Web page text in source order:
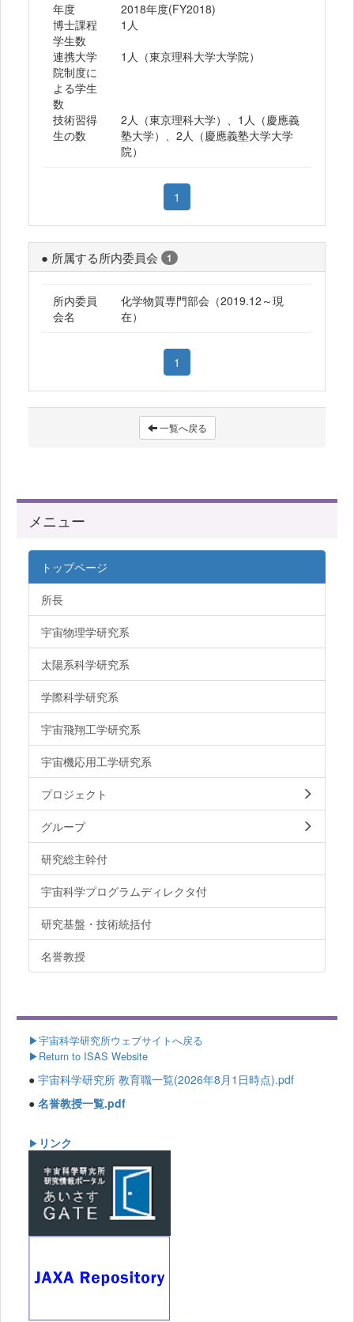
年度
2018年度(FY2018)
博士課程
学生数
1人
連携大学
院制度に
よる学生
数
1人（東京理科大学大学院）
技術習得
生の数
2人（東京理科大学）、1人（慶應義
塾大学）、2人（慶應義塾大学大学
院）
1
● 所属する所内委員会 1
所内委員
会名
化学物質専門部会（2019.12～現
在）
1
一覧へ戻る
メニュー
トップページ
所長
宇宙物理学研究系
太陽系科学研究系
学際科学研究系
宇宙飛翔工学研究系
宇宙機応用工学研究系
プロジェクト
グループ
研究総主幹付
宇宙科学プログラムディレクタ付
研究基盤・技術統括付
名誉教授
▶宇宙科学研究所ウェブサイトへ戻る
▶Return to ISAS Website
● 宇宙科学研究所 教育職一覧(2026年8月1日時点).pdf
● 名誉教授一覧.pdf
▶ リンク